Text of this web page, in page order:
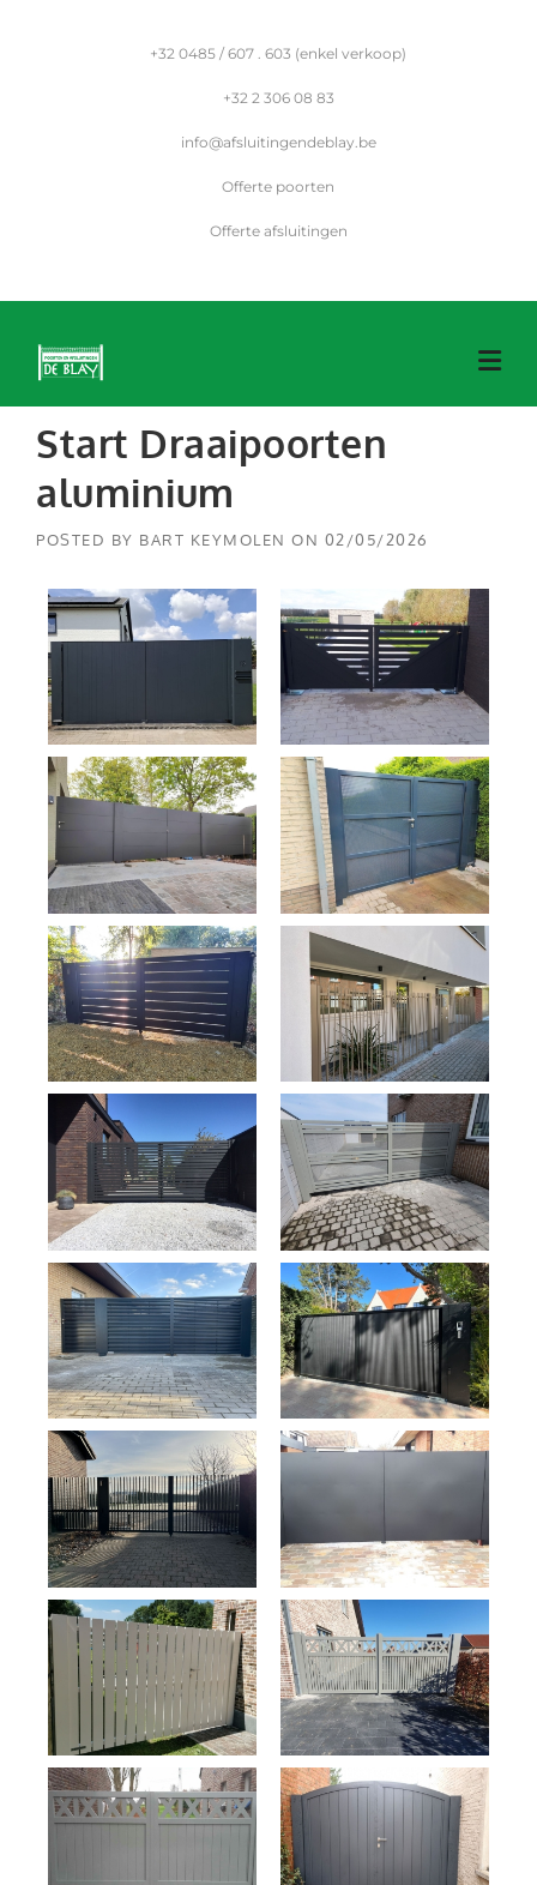
+32 0485 / 607 . 603 (enkel verkoop)
+32 2 306 08 83
info@afsluitingendeblay.be
Offerte poorten
Offerte afsluitingen
Start Draaipoorten
aluminium
POSTED BY BART KEYMOLEN ON 02/05/2026